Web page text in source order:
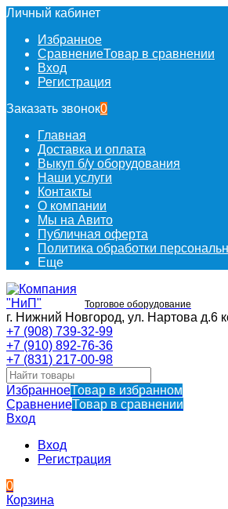
Личный кабинет
Избранное
СравнениеТовар в сравнении
Вход
Регистрация
Заказать звонок0
Главная
Доставка и оплата
Выкуп б/у оборудования
Наши услуги
Контакты
О компании
Мы на Авито
Публичная оферта
Политика обработки
Еще
Торговое оборудование
г. Нижний Новгород, ул. Нартова д.6
+7 (908) 739-32-99
+7 (910) 892-76-36
+7 (831) 217-00-98
ИзбранноеТовар в избранном
СравнениеТовар в сравнении
Вход
Вход
Регистрация
0
Корзина